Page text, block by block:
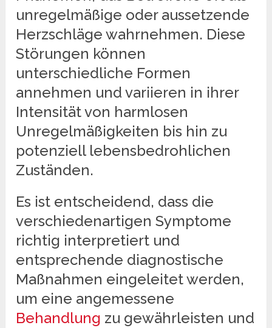
unregelmäßige oder aussetzende
Herzschläge wahrnehmen. Diese
Störungen können
unterschiedliche Formen
annehmen und variieren in ihrer
Intensität von harmlosen
Unregelmäßigkeiten bis hin zu
potenziell lebensbedrohlichen
Zuständen.
Es ist entscheidend, dass die
verschiedenartigen Symptome
richtig interpretiert und
entsprechende diagnostische
Maßnahmen eingeleitet werden,
um eine angemessene
Behandlung zu gewährleisten und